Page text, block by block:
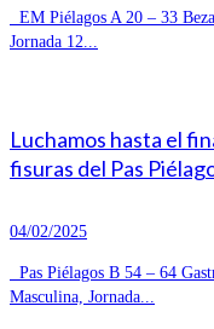
EM Piélagos A 20 – 33
Jornada 12...
Luchamos hasta el
fisuras del Pas
04/02/2025
Pas Piélagos B 54 – 64
Masculina, Jornada...